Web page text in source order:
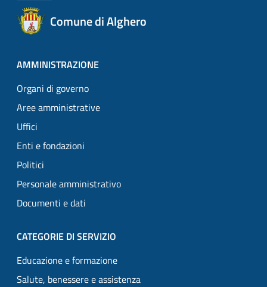
Comune di Alghero
AMMINISTRAZIONE
Organi di governo
Aree amministrative
Uffici
Enti e fondazioni
Politici
Personale amministrativo
Documenti e dati
CATEGORIE DI SERVIZIO
Educazione e formazione
Salute, benessere e assistenza